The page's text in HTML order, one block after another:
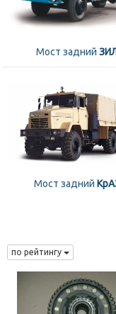
Мост задний
Мост задний
по рейтингу